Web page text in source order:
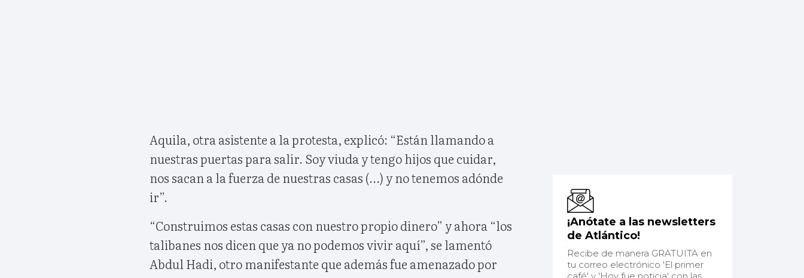
Aquila, otra asistente a la protesta, explicó: “Están llamando a
nuestras puertas para salir. Soy viuda y tengo hijos que cuidar,
nos sacan a la fuerza de nuestras casas (...) y no tenemos adónde
ir”.
“Construimos estas casas con nuestro propio dinero” y ahora “los
talibanes nos dicen que ya no podemos vivir aquí”, se lamentó
Abdul Hadi, otro manifestante que además fue amenazado por
¡Anótate a las newsletters
de Atlántico!
Recibe de manera GRATUITA en
tu correo electrónico 'El primer